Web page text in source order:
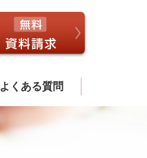
よくある質問